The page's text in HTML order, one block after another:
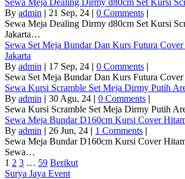
Sewa Meja Dealing Dirmy d80cm Set Kursi
By admin | 21 Sep, 24 | 0 Comments |
Sewa Meja Dealing Dirmy d80cm Set Kursi
Jakarta…
Sewa Set Meja Bundar Dan Kurs Futura
Jakarta
By admin | 17 Sep, 24 | 0 Comments |
Sewa Set Meja Bundar Dan Kurs Futura
Sewa Kursi Scramble Set Meja Dirmy Putih
By admin | 30 Agu, 24 | 0 Comments |
Sewa Kursi Scramble Set Meja Dirmy Putih
Sewa Meja Bundar D160cm Kursi Cover
By admin | 26 Jun, 24 | 1 Comments |
Sewa Meja Bundar D160cm Kursi Cover
Sewa…
1 2 3 … 59 Berikut
Surya Jaya Event